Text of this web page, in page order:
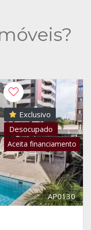
Exclusivo
Desocupado
Aceita financiamento
AP0130